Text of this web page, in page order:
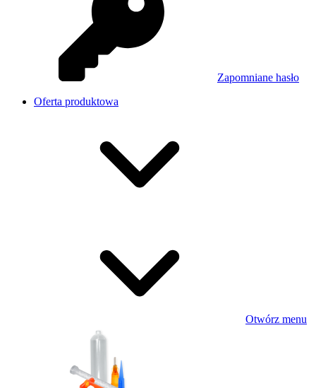
Zapomniane hasło
Oferta produktowa
Otwórz menu